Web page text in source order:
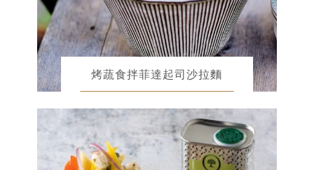
烤蔬食拌菲達起司沙拉麵